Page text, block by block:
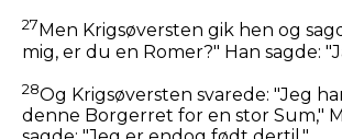
27 Men Krigsøversten gik hen og
mig, er du en Romer?" Han sagde:
28Og Krigsøversten svarede: "Jeg
denne Borgerret for en stor Sum,"